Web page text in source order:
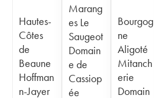
Hautes-
Côtes
de
Beaune
Hoffman
n-Jayer
Marang
es Le
Saugeot
Domain
e de
Cassiop
ée
Bourgog
ne
Aligoté
Mitanch
erie
Domain